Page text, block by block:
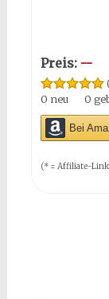
Preis: --
(
0 neu 0
Bei
(* = Affiliate-Link